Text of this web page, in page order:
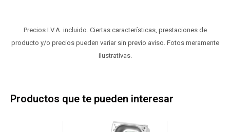
Precios I.V.A. incluido. Ciertas características, prestaciones de
producto y/o precios pueden variar sin previo aviso. Fotos meramente
ilustrativas.
Productos que te pueden interesar